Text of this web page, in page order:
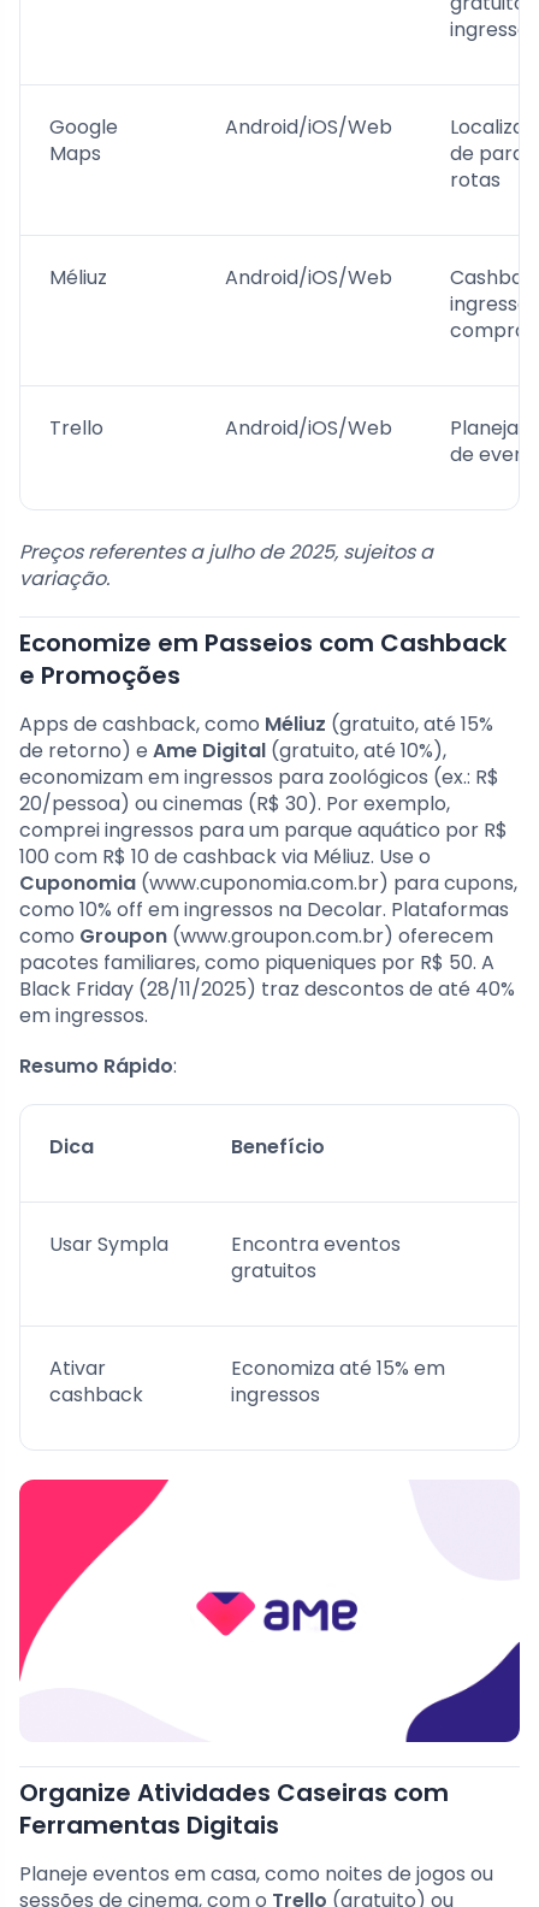
ingressos
Google
Maps
Android/iOS/Web
de
rotas
Méliuz Android/iOS/Web
compras
Trello Android/iOS/Web
de
Preços referentes a julho de 2025, sujeitos a
variação.
Economize em Passeios com Cashback
e Promoções
Apps de cashback, como Méliuz (gratuito, até 15%
de retorno) e Ame Digital (gratuito, até 10%),
economizam em ingressos para zoológicos (ex.: R$
20/pessoa) ou cinemas (R$ 30). Por exemplo,
comprei ingressos para um parque aquático por R$
100 com R$ 10 de cashback via Méliuz. Use o
Cuponomia (www.cuponomia.com.br) para cupons,
como 10% off em ingressos na Decolar. Plataformas
como Groupon (www.groupon.com.br) oferecem
pacotes familiares, como piqueniques por R$ 50. A
Black Friday (28/11/2025) traz descontos de até 40%
em ingressos.
Resumo Rápido:
Dica Benefício
Usar Sympla
Encontra eventos
gratuitos
Ativar
cashback
Economiza até 15% em
ingressos
Organize Atividades Caseiras com
Ferramentas Digitais
Planeje eventos em casa, como noites de jogos ou
sessões de cinema, com o Trello (gratuito) ou